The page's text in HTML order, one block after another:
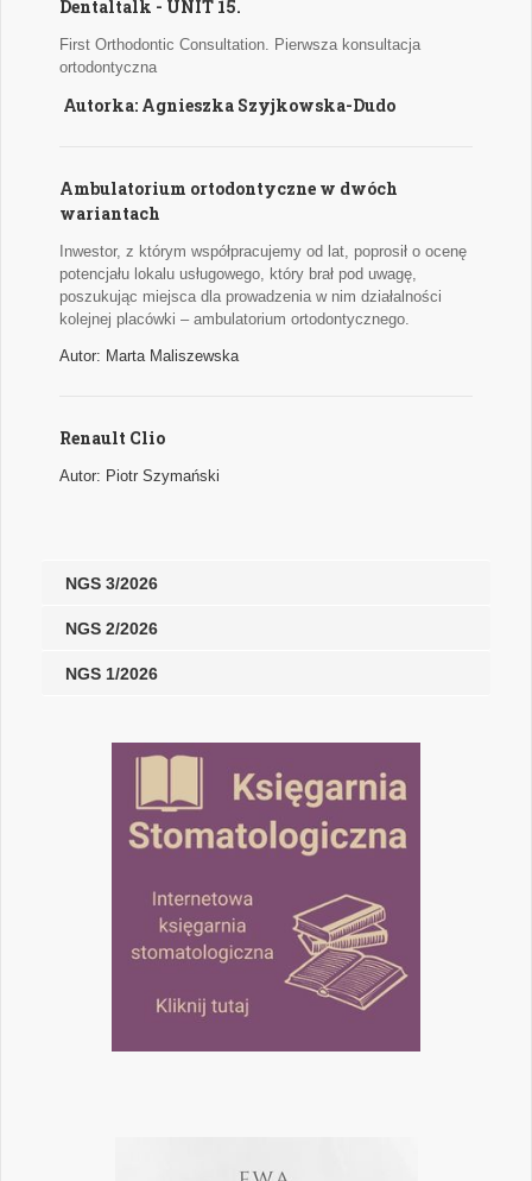
Dentaltalk - UNIT 15.
First Orthodontic Consultation. Pierwsza konsultacja
ortodontyczna
Autorka: Agnieszka Szyjkowska-Dudo
Ambulatorium ortodontyczne w dwóch
wariantach
Inwestor, z którym współpracujemy od lat, poprosił o ocenę
potencjału lokalu usługowego, który brał pod uwagę,
poszukując miejsca dla prowadzenia w nim działalności
kolejnej placówki – ambulatorium ortodontycznego.
Autor: Marta Maliszewska
Renault Clio
Autor: Piotr Szymański
NGS 3/2026
NGS 2/2026
NGS 1/2026